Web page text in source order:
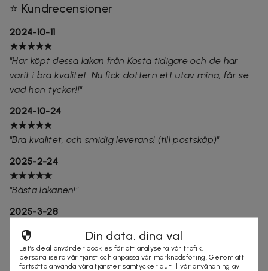
⭐ Kundrecensioner
2024-10-11
★★★★★
"Har köpt dessa lakan från Kosta tidigare och de har
varit i bra kvalitet. Nu fick dottern ett utav mina, får se
vad hon tycker!!"
2024-10-24
★★★★★
"Bra kvalitet, och smidig leverans! (till postskåp)"
2025-2-24
★★★★★
"Bästa lakanen!"
2025-3-28
"Bra pris, snabb leverans. Utmärkt!"
2025-4-18
Din data, dina val
Let’s deal använder cookies för att analysera vår trafik,
personalisera vår tjänst och anpassa vår marknadsföring. Genom att
fortsätta använda våra tjänster samtycker du till vår användning av